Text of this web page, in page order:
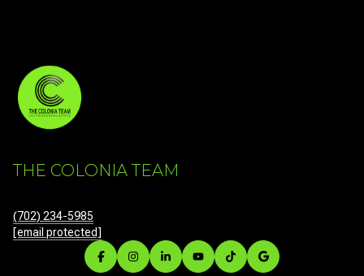
THE COLONIA TEAM
(702) 234-5985
[email protected]